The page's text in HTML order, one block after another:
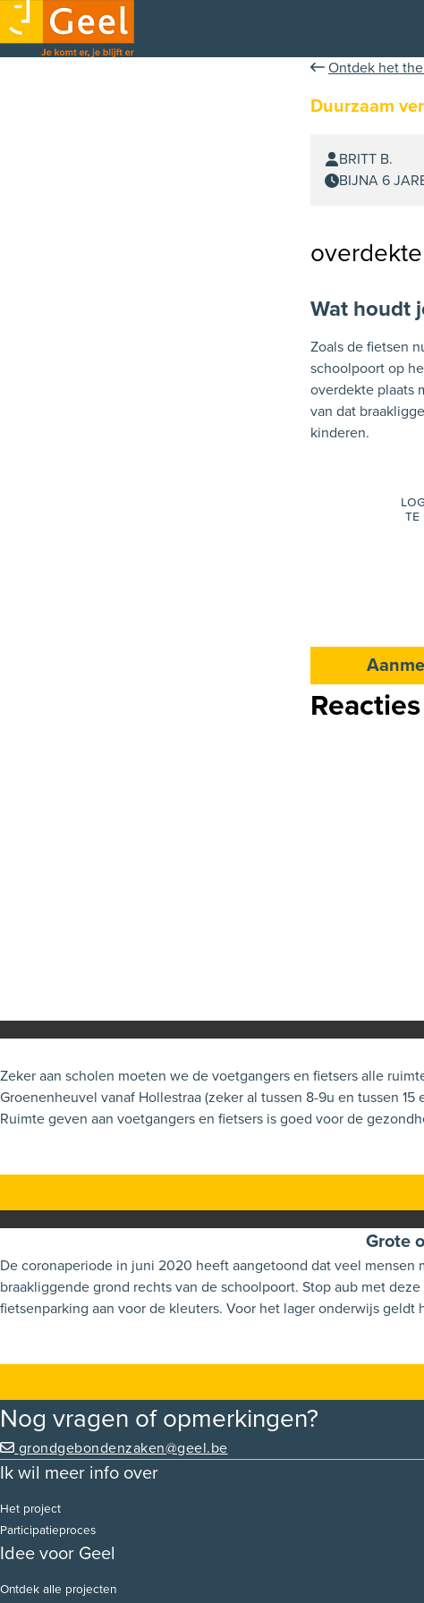
Ontdek het
Duurzaam
BRITT B.
BIJNA 6
Wat houdt
Zoals de fietsen
schoolpoort op
overdekte plaats
van dat
kinderen.
te
Reacties
Zeker aan scholen moeten we de voetgangers en fietsers alle ruimte geven. Nu is het vooral ''s morgens vaak een jungle van auto''s voor de schoolpoort. Maak de
Groenenheuvel vanaf Hollestraa (zeker al tussen 8-9u en tussen 15 en 16u) autovrij, mits uitzonderingen voor bewoners van die straten uiteraard: zij moeten immers nog naar hun werk kunnen.
Grote
De coronaperiode in juni 2020 heeft aangetoond dat veel mensen met de fiets kunnen komen en ook hun kinderen graag zelf laten fietsen. De kleuters konden
braakliggende grond rechts van de schoolpoort. Stop aub met deze grond als autoparking aan te bieden en leg hier een grote, liefst overdekte (zo blijft hun zadel droog bij regenweer),
Nog vragen of opmerkingen?
grondgebondenzaken@geel.be
Ik wil meer info over
Het project
Participatieproces
Idee voor Geel
Ontdek alle projecten